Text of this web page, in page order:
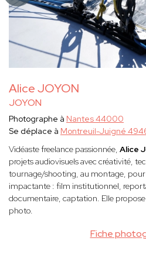
Alice JOYON
JOYON
Fiche
Photographe à Nantes 44000
Se déplace à Montreuil-Juigné
Vidéaste freelance passionnée, Alice
projets audiovisuels avec créativité,
tournage/shooting, au montage,
impactante : film institutionnel,
documentaire, captation. Elle
photo.